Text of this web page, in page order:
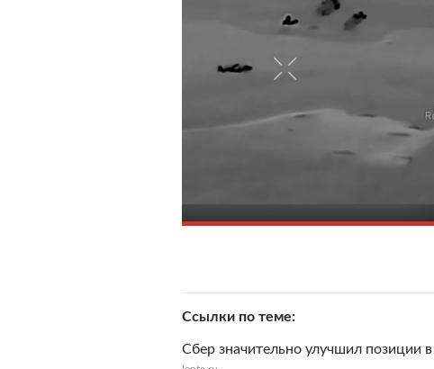
Ссылки по теме
Сбер значительно улучшил позиции